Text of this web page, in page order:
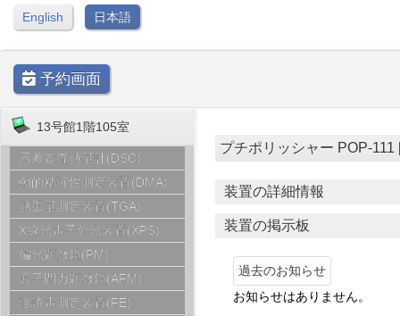
English 日本語
予約画面
13号館1階105室
示差走査熱量計(DSC)
動的粘弾性測定装置(DMA)
熱重量測定装置(TGA)
X線光電子分光装置(XPS)
偏光顕微鏡(PM)
原子間力顕微鏡(AFM)
強誘電測定装置(FE)
プチポリッシャー POP-
装置の詳細情報
装置の掲示板
過去のお知らせ
お知らせはありません。